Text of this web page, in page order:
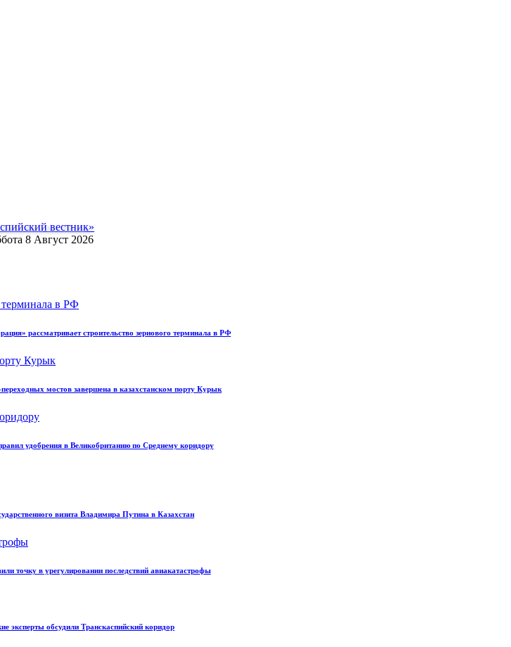
вестник»
8 Август 2026
рассматривает строительство зернового терминала в РФ
мостов завершена в казахстанском порту Курык
удобрения в Великобританию по Среднему коридору
визита Владимира Путина в Казахстан
точку в урегулировании последствий авиакатастрофы
эксперты обсудили Транскаспийский коридор